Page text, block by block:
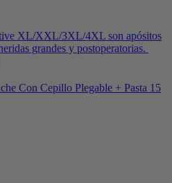
XL/XXL/3XL/4XL son apósitos
grandes y postoperatorias.